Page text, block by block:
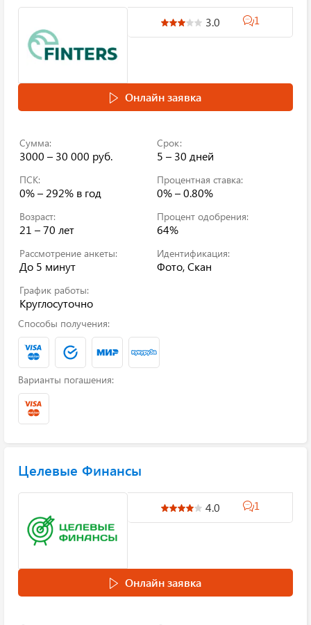
3.0 1
Онлайн заявка
Сумма:
3000 – 30 000 руб.
Срок:
5 – 30 дней
ПСК:
0% – 292% в год
Процентная ставка:
0% – 0.80%
Возраст:
21 – 70 лет
Процент одобрения:
64%
Рассмотрение анкеты:
До 5 минут
Идентификация:
Фото, Скан
График работы:
Круглосуточно
Способы получения:
Варианты погашения:
Целевые Финансы
4.0 1
Онлайн заявка